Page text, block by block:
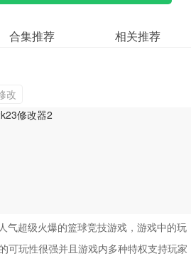
合集推荐
相关推荐
改
气超级火爆的篮球竞技游戏，游戏中的玩
可玩性很强并且游戏内多种特权支持玩家